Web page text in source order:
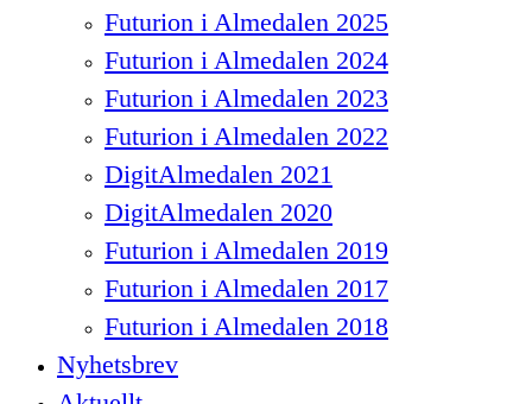
Futurion i Almedalen 2025
Futurion i Almedalen 2024
Futurion i Almedalen 2023
Futurion i Almedalen 2022
DigitAlmedalen 2021
DigitAlmedalen 2020
Futurion i Almedalen 2019
Futurion i Almedalen 2017
Futurion i Almedalen 2018
Nyhetsbrev